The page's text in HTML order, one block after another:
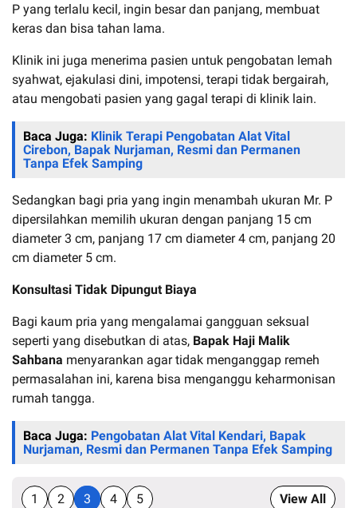
P yang terlalu kecil, ingin besar dan panjang, membuat
keras dan bisa tahan lama.
Klinik ini juga menerima pasien untuk pengobatan lemah
syahwat, ejakulasi dini, impotensi, terapi tidak bergairah,
atau mengobati pasien yang gagal terapi di klinik lain.
Baca Juga: Klinik Terapi Pengobatan Alat Vital
Cirebon, Bapak Nurjaman, Resmi dan Permanen
Tanpa Efek Samping
Sedangkan bagi pria yang ingin menambah ukuran Mr. P
dipersilahkan memilih ukuran dengan panjang 15 cm
diameter 3 cm, panjang 17 cm diameter 4 cm, panjang 20
cm diameter 5 cm.
Konsultasi Tidak Dipungut Biaya
Bagi kaum pria yang mengalamai gangguan seksual
seperti yang disebutkan di atas, Bapak Haji Malik
Sahbana menyarankan agar tidak menganggap remeh
permasalahan ini, karena bisa menganggu keharmonisan
rumah tangga.
Baca Juga: Pengobatan Alat Vital Kendari, Bapak
Nurjaman, Resmi dan Permanen Tanpa Efek Samping
1 2 3 4 5 View All